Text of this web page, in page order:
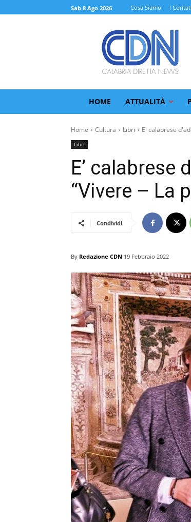
Sab 8 Ago 2026 Cosa Siamo I
HOME ATTUALITÀ
Home Cultura Libri E' calabrese
Libri
E’ calabrese
“Vivere – La
Condividi
By Redazione CDN 19 Febbraio 2022